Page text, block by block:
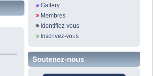
Gallery
Membres
Identifiez-vous
Inscrivez-vous
Soutenez-nous